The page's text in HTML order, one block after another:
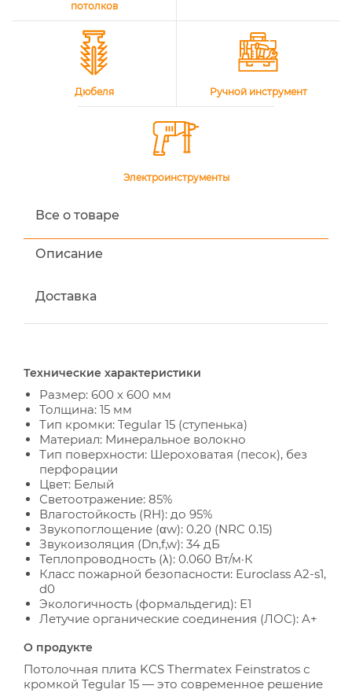
потолков
Дюбеля Ручной инструмент
Электроинструменты
Все о товаре
Описание
Доставка
Технические характеристики
Размер: 600 х 600 мм
Толщина: 15 мм
Тип кромки: Tegular 15 (ступенька)
Материал: Минеральное волокно
Тип поверхности: Шероховатая (песок), без
перфорации
Цвет: Белый
Светоотражение: 85%
Влагостойкость (RH): до 95%
Звукопоглощение (αw): 0.20 (NRC 0.15)
Звукоизоляция (Dn,f,w): 34 дБ
Теплопроводность (λ): 0.060 Вт/м·К
Класс пожарной безопасности: Euroclass A2-s1,
d0
Экологичность (формальдегид): E1
Летучие органические соединения (ЛОС): A+
О продукте
Потолочная плита KCS Thermatex Feinstratos с
кромкой Tegular 15 — это современное решение